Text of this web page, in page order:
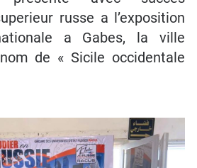
russe a l’exposition
a Gabes, la ville
de « Sicile occidentale